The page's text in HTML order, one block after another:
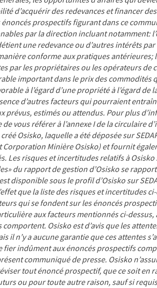
d’acquérir des redevances et financer
énoncés prospectifs figurant dans ce
par la direction incluant notamment:
une redevance ou d’autres intérêts
conforme aux pratiques antérieures;
par les propriétaires ou les opérateurs de
important dans le prix des
à l’égard d’une propriété à l’égard
d’autres facteurs qui pourraient
prévus, estimés ou attendus. Pour plus
vous référer à l’annexe I de la circulaire
Osisko, laquelle a été déposée sur
Minière Osisko) et fournit
Les risques et incertitudes relatifs à
du rapport de gestion d’Osisko se
disponible sous leprofil d’Osisko sur
que la liste des risques et incertitudes
qui se fondent sur les énoncés
aux facteurs mentionnés ci-dessus,
Osisko est d’avis que les
il n’y a aucune garantie que ces attentes
fier indûment aux énoncés prospectifs
communiqué de presse. Osisko
tout énoncé prospectif, que ce soit en
ou pour toute autre raison, sauf si